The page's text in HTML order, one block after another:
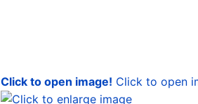
Click to open image! Click to open